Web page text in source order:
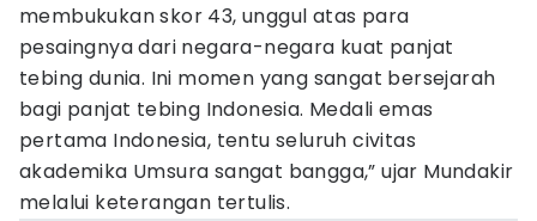
membukukan skor 43, unggul atas para
pesaingnya dari negara-negara kuat panjat
tebing dunia. Ini momen yang sangat bersejarah
bagi panjat tebing Indonesia. Medali emas
pertama Indonesia, tentu seluruh civitas
akademika Umsura sangat bangga,” ujar Mundakir
melalui keterangan tertulis.